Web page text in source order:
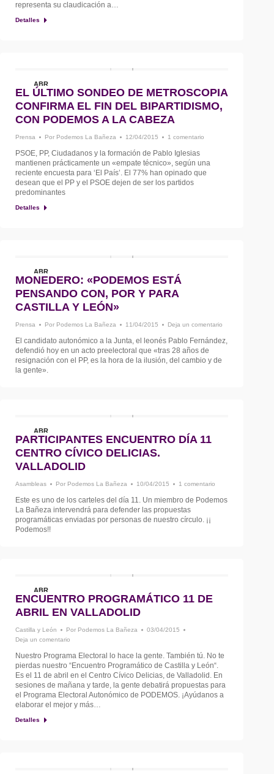
representa su claudicación a…
Detalles
ABR
12
EL ÚLTIMO SONDEO DE METROSCOPIA
CONFIRMA EL FIN DEL BIPARTIDISMO,
CON PODEMOS A LA CABEZA
Prensa Por Podemos La Bañeza 12/04/2015 1 comentario
PSOE, PP, Ciudadanos y la formación de Pablo Iglesias
mantienen prácticamente un «empate técnico», según una
reciente encuesta para ‘El País’. El 77% han opinado que
desean que el PP y el PSOE dejen de ser los partidos
predominantes
Detalles
ABR
11
MONEDERO: «PODEMOS ESTÁ
PENSANDO CON, POR Y PARA
CASTILLA Y LEÓN»
Prensa Por Podemos La Bañeza 11/04/2015 Deja un comentario
El candidato autonómico a la Junta, el leonés Pablo Fernández,
defendió hoy en un acto preelectoral que «tras 28 años de
resignación con el PP, es la hora de la ilusión, del cambio y de
la gente».
ABR
10
PARTICIPANTES ENCUENTRO DÍA 11
CENTRO CÍVICO DELICIAS.
VALLADOLID
Asambleas Por Podemos La Bañeza 10/04/2015 1 comentario
Este es uno de los carteles del día 11. Un miembro de Podemos
La Bañeza intervendrá para defender las propuestas
programáticas enviadas por personas de nuestro círculo. ¡¡
Podemos!!
ABR
3
ENCUENTRO PROGRAMÁTICO 11 DE
ABRIL EN VALLADOLID
Castilla y León Por Podemos La Bañeza
03/04/2015
Deja un comentario
Nuestro Programa Electoral lo hace la gente. También tú. No te
pierdas nuestro “Encuentro Programático de Castilla y León“.
Es el 11 de abril en el Centro Cívico Delicias, de Valladolid. En
sesiones de mañana y tarde, la gente debatirá propuestas para
el Programa Electoral Autonómico de PODEMOS. ¡Ayúdanos a
elaborar el mejor y más…
Detalles